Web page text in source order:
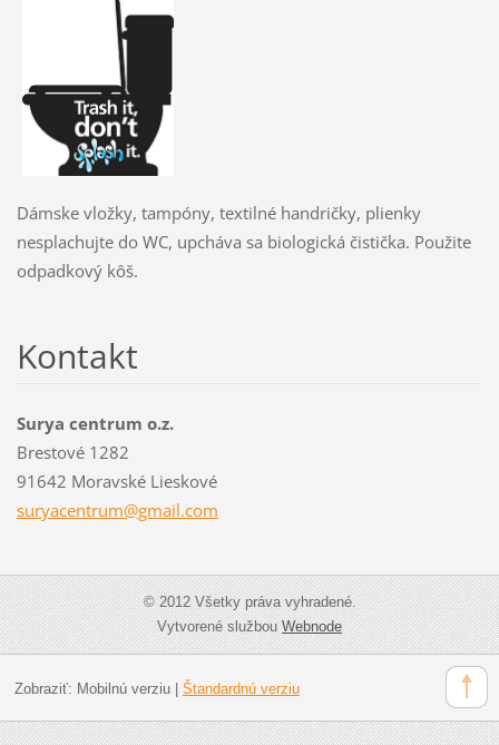
Dámske vložky, tampóny, textilné handričky, plienky
nesplachujte do WC, upcháva sa biologická čistička. Použite
odpadkový kôš.
Kontakt
Surya centrum o.z.
Brestové 1282
91642 Moravské Lieskové
suryacentrum@gmail.com
© 2012 Všetky práva vyhradené.
Vytvorené službouWebnode
Zobraziť: Mobilnú verziu| Štandardnú verziu